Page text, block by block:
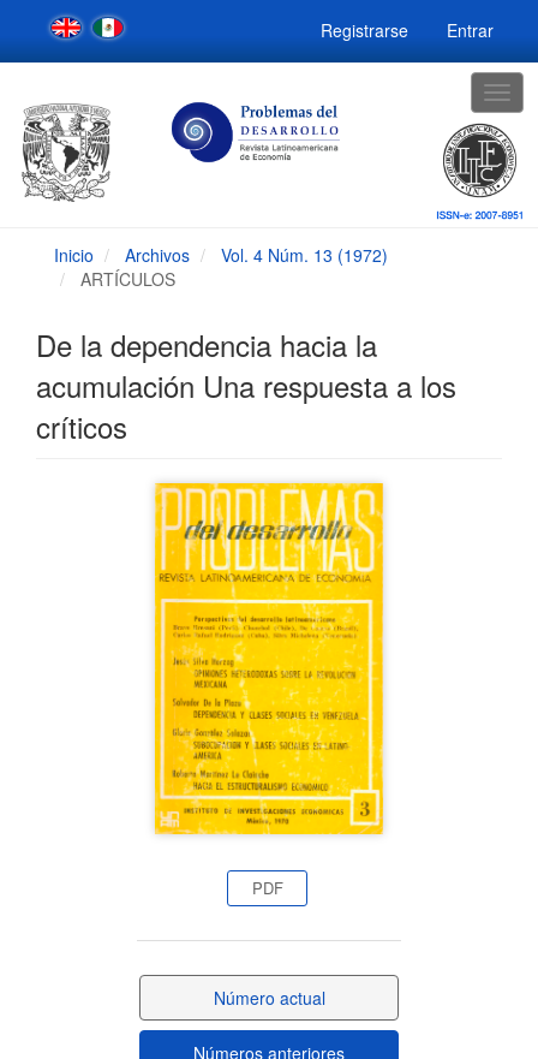
Navegación
principal
Contenido
Barra
lateral
Registrarse Entrar
Inicio Archivos
Vol. 4 Núm. 13 (1972)
ARTÍCULOS
De la dependencia hacia la
acumulación Una respuesta a los
críticos
PDF
Número actual
Números anteriores